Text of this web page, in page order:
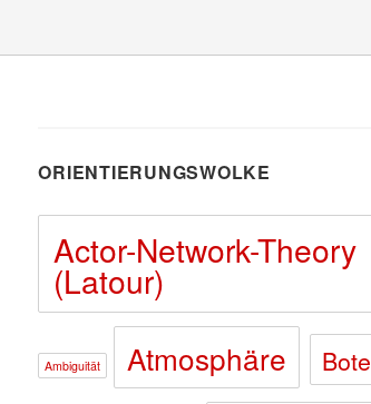
ORIENTIERUNGSWOLKE
Actor-Network-Theory
(Latour)
Ambiguität Atmosphäre Bote